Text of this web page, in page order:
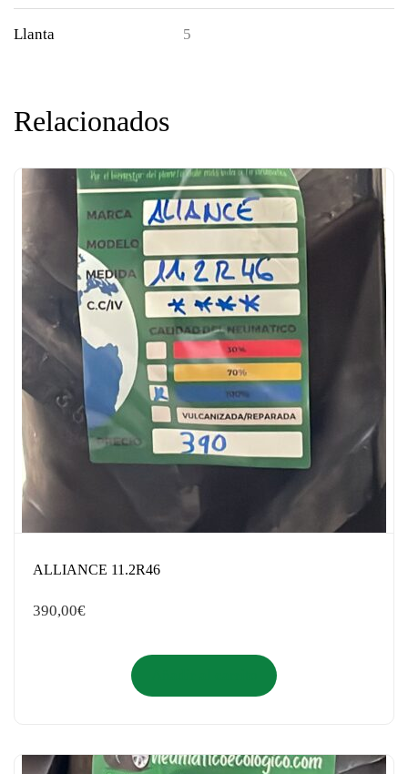
Llanta 5
Relacionados
ALLIANCE 11.2R46
390,00€